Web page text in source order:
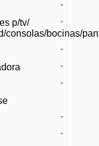
p/tv/
consolas/bocinas/